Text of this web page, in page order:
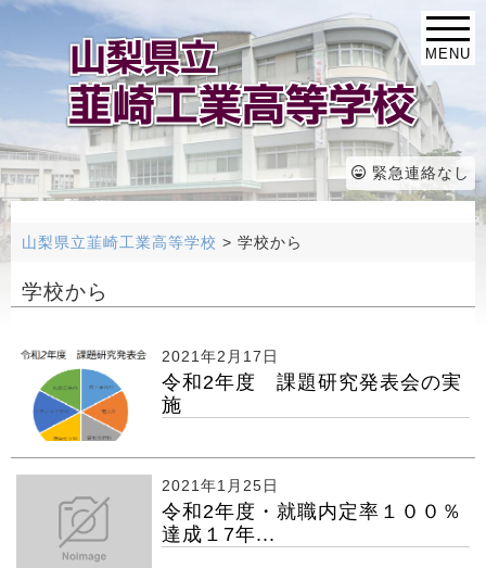
MENU
緊急連絡なし
山梨県立韮崎工業高等学校 > 学校から
学校から
2021年2月17日
令和2年度 課題研究発表会の実
施
2021年1月25日
令和2年度・就職内定率１００％
達成１7年...